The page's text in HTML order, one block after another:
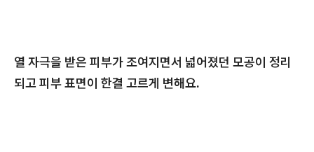
열 자극을 받은 피부가 조여지면서 넓어졌던 모공이 정리
되고 피부 표면이 한결 고르게 변해요.